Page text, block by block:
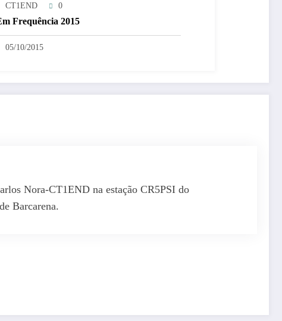
CT1END 0
Frequência 2015
05/10/2015
Nora-CT1END na estação CR5PSI do
Barcarena.